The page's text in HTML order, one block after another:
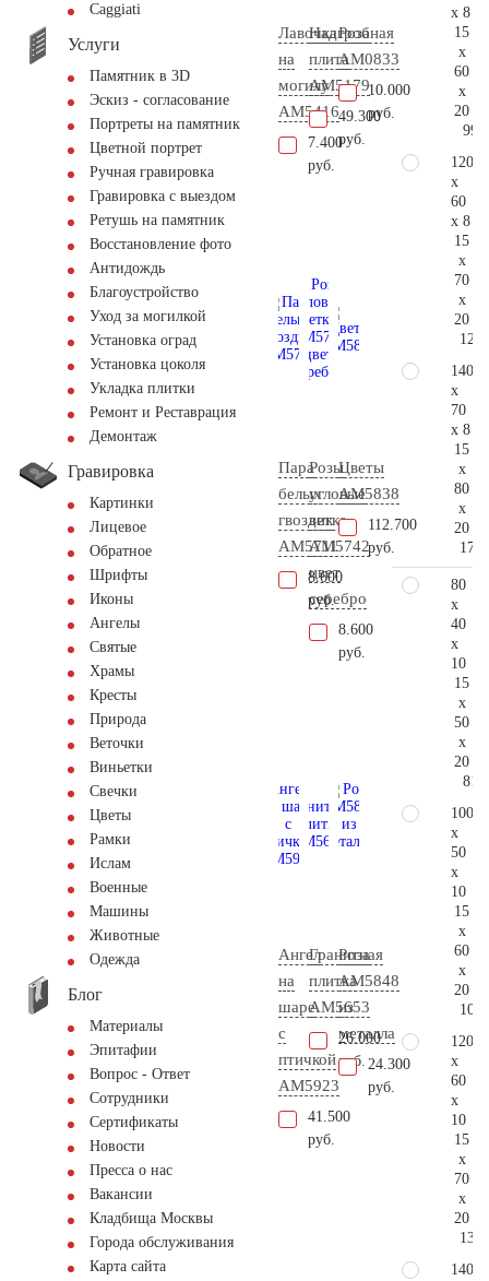
Сaggiati
Услуги
Памятник в 3D
Эскиз - согласование
Портреты на памятник
Цветной портрет
Ручная гравировка
Гравировка с выездом
Ретушь на памятник
Восстановление фото
Антидождь
Благоустройство
Уход за могилкой
Установка оград
Установка цоколя
Укладка плитки
Ремонт и Реставрация
Демонтаж
Гравировка
Картинки
Лицевое
Обратное
Шрифты
Иконы
Ангелы
Святые
Храмы
Кресты
Природа
Веточки
Виньетки
Свечки
Цветы
Рамки
Ислам
Военные
Машины
Животные
Одежда
Блог
Материалы
Эпитафии
Вопрос - Ответ
Сотрудники
Сертификаты
Новости
Пресса о нас
Вакансии
Кладбища Москвы
Города обслуживания
Карта сайта
Лавочка
на
могилу
AM5416
7.400
руб.
Надгробная
плита
AM5179
49.300
руб.
Роза
AM0833
10.000
руб.
Пара
белых
гвоздик
AM5711
8.600
руб.
Розы
угловые
ветка
AM5742
цвет
серебро
8.600
руб.
Цветы
AM5838
112.700
руб.
Ангел
на
шаре
с
птичкой
AM5923
41.500
руб.
Гранитная
плитка
AM5653
26.000
руб.
Роза
AM5848
из
металла
24.300
руб.
x 8
15
x
60
x
20
120
x
60
x 8
15
x
70
x
20
140
x
70
x 8
15
x
80
x
20
80
x
40
x
10
15
x
50
x
20
100
x
50
x
10
15
x
60
x
20
120
x
60
x
10
15
x
70
x
20
140